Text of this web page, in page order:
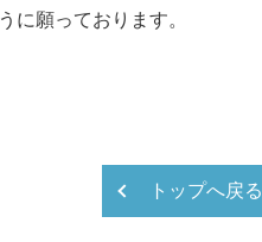
に願っております。
トップへ戻る